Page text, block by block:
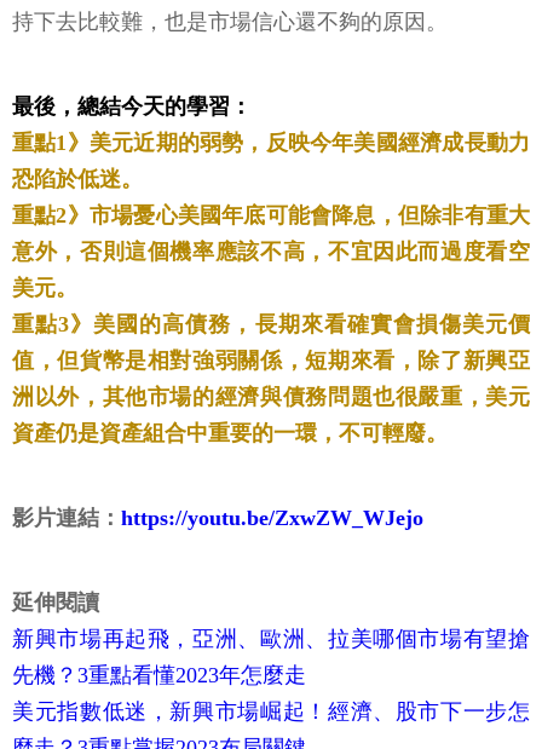
持下去比較難，也是市場信心還不夠的原因。
最後，總結今天的學習：
重點1》美元近期的弱勢，反映今年美國經濟成長動力
恐陷於低迷。
重點2》市場憂心美國年底可能會降息，但除非有重大
意外，否則這個機率應該不高，不宜因此而過度看空
美元。
重點3》美國的高債務，長期來看確實會損傷美元價
值，但貨幣是相對強弱關係，短期來看，除了新興亞
洲以外，其他市場的經濟與債務問題也很嚴重，美元
資產仍是資產組合中重要的一環，不可輕廢。
影片連結： https://youtu.be/ZxwZW_WJejo
延伸閱讀
新興市場再起飛，亞洲、歐洲、拉美哪個市場有望搶
先機？3重點看懂2023年怎麼走
美元指數低迷，新興市場崛起！經濟、股市下一步怎